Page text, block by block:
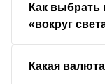
Как выбрать
«вокруг
Какая